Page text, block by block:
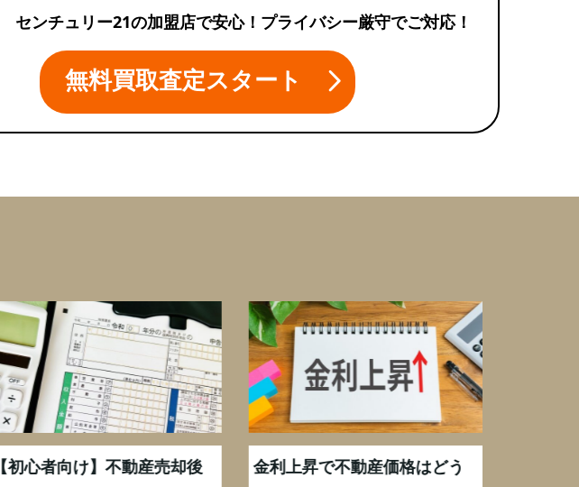
センチュリー21の加盟店で安心！プライバシー厳守でご対応！
無料買取査定スタート
【初心者向け】不動産売却後
金利上昇で不動産価格はどう